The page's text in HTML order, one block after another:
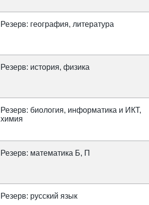
Резерв: география, литература
Резерв: история, физика
Резерв: биология, информатика и ИКТ,
химия
Резерв: математика Б, П
Резерв: русский язык